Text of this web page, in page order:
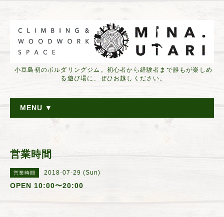
小豆島初のボルダリングジム。初心者から経験者まで誰もが楽しめ
る遊び場に、ぜひお越しください。
MENU ▼
営業時間
営業時間 2018-07-29 (Sun)
OPEN 10:00〜20:00